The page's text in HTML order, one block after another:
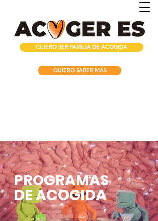
QUIERO SER FAMILIA DE ACOGIDA
QUIERO SABER MÁS
PROGRAMAS
DE ACOGIDA.